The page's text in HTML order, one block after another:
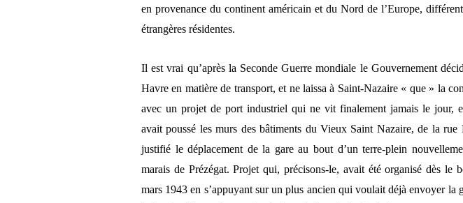
en provenance du continent américain et du Nord de l’Europe,
étrangères résidentes.
Il est vrai qu’après la Seconde Guerre mondiale le Gouvernement
Havre en matière de transport, et ne laissa à Saint-Nazaire « que » la
avec un projet de port industriel qui ne vit finalement jamais le jour,
avait poussé les murs des bâtiments du Vieux Saint Nazaire, de la rue
justifié le déplacement de la gare au bout d’un terre-plein
marais de Prézégat. Projet qui, précisons-le, avait été organisé dès le
mars 1943 en s’appuyant sur un plus ancien qui voulait déjà envoyer la